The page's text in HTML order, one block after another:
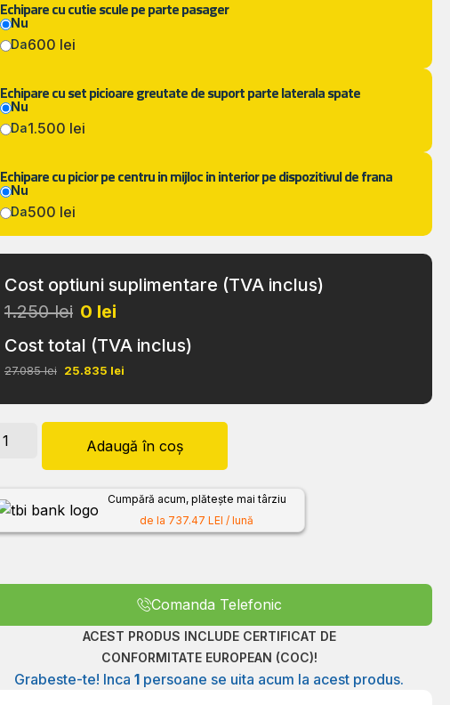
Echipare cu cutie scule pe parte pasager
Nu
Da600 lei
Echipare cu set picioare greutate de suport parte laterala spate
Nu
Da1.500 lei
Echipare cu picior pe centru in mijloc in interior pe dispozitivul de frana
Nu
Da500 lei
Cost optiuni suplimentare (TVA inclus)
1.250 lei 0 lei
Cost total (TVA inclus)
27.085 lei 25.835 lei
Adaugă în coș
Cumpără acum, plătește mai târziu
de la 737.47 LEI / lună
Comanda Telefonic
ACEST PRODUS INCLUDE CERTIFICAT DE
CONFORMITATE EUROPEAN (COC)!
Grabeste-te! Inca1 persoane se uita acum la acest produs.